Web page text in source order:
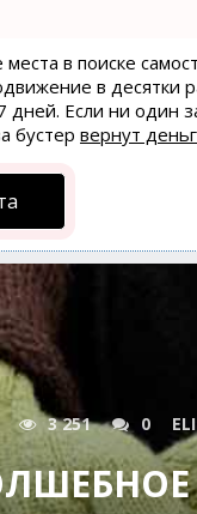
в поиске
в десятки
Если ни один
бустер вернут
3 251 0